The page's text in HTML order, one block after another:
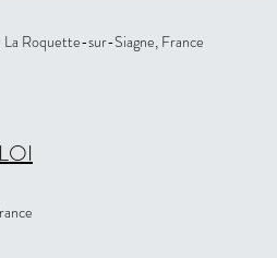
Roquette-sur-Siagne, France